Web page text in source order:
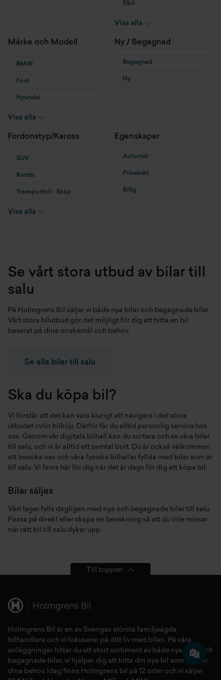
Elbil
Hybrid
Visa alla
Märke och Modell
BMW
Ford
Hyundai
MINI
Visa alla
Ny / Begagnad
Begagnad
Ny
Fordonstyp/Kaross
SUV
Kombi
Transportbil - Skåp
Transportbil - Flak
Visa alla
Egenskaper
Automat
Prissänkt
Billig
Se vårt stora utbud av bilar till
salu
På Holmgrens Bil säljer vi både nya bilar och begagnade bilar.
Vårt stora bilutbud gör det möjligt för dig att hitta en bil
baserat på dina önskemål och behov.
Se alla bilar till salu
Ska du köpa bil?
Vi förstår att det kan vara klurigt att navigera i det stora
utbudet inför bilköp. Därför får du alltid personlig service hos
oss. Genom vår digitala bilhall kan du sortera och se våra bilar
till salu, och vi är alltid ett samtal bort. Du är också välkommen
att besöka oss och våra fysiska bilhallar fyllda med bilar som är
till salu. Vi finns här för dig när det är dags för dig att köpa bil.
Bilar säljes
Vårt lager fylls dagligen med nya och begagnade bilar till salu.
Passa på direkt eller skapa en bevakning så att du inte missar
när rätt bil till salu dyker upp.
Till toppen
Holmgrens Bil är en av Sveriges största familjeägda
bilhandlare och vi fokuserar på ditt liv med bilen. På våra
anläggningar hittar du ett stort sortiment av både nya bilaroch
begagnade bilar, vi hjälper dig att hitta din nya bil som passar
dina behov. Idag finns Holmgrens bil på 12 orter och vi säljer